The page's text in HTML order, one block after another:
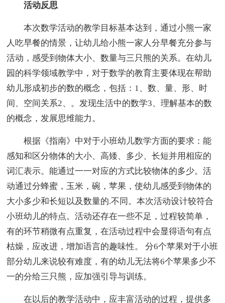
活动反思
本次数学活动的教学目标基本达到，通过小熊一家
人吃早餐的情景，让幼儿给小熊一家人分早餐充分参与
活动，感受到物体大小、数量与三只熊的关系。在幼儿
园的科学领域教学中，对于数学的教育主要体现在帮助
幼儿形成初步的数的概念，包括：1、数、量、形、时
间、空间关系2、。发现生活中的数学3、理解基本的数
的概念，发展思维能力。
根据《指南》中对于小班幼儿数学方面的要求：能
感知和区分物体的大小、高矮、多少、长短并用相应的
词汇表示。能通过一一对应的方式比较物体的多少。活
动通过分蜂蜜，玉米，碗，苹果，使幼儿感受到物体的
大小多少和长短以及数量的.不同。本次活动设计较符合
小班幼儿的特点。活动还存在一些不足，过程较简单，
有的环节稍微有点重复，在活动过程中会显得语句有点
枯燥，应改进，增加语言的趣味性。 分6个苹果对于小班
部分幼儿来说较有难度，有的幼儿无法将6个苹果多少不
一的分给三只熊，应加强引导与训练。
在以后的教学活动中，应丰富活动的过程，提供多